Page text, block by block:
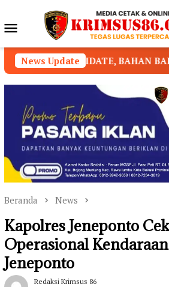
konten Menu
Mobile
News Update
BAHAN BAKU DIDUGA DIPASOK
Beranda News
Kapolres Jeneponto
Operasional
Jeneponto
Redaksi Krimsus 86